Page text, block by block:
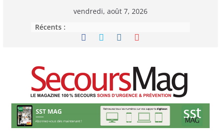
vendredi, août 7, 2026
Récents :